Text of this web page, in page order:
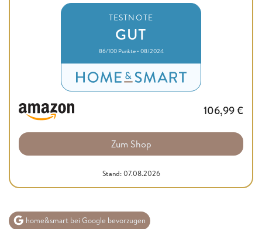
TESTNOTE
GUT
86/100 Punkte • 08/2024
106,99€
Zum Shop
Stand: 07.08.2026
home&smart bei Google bevorzugen